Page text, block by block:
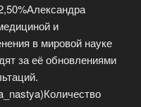
и
в мировой науке
за её обновлениями